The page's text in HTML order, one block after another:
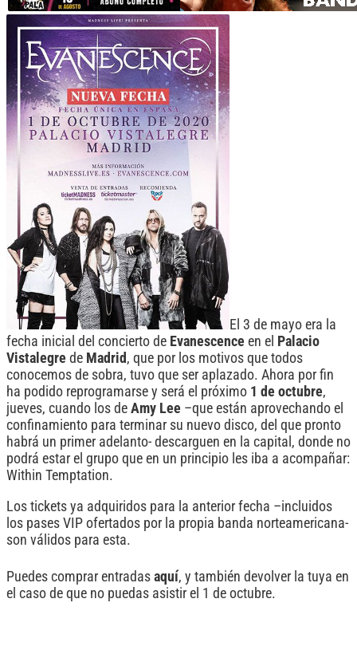
El 3 de mayo era la
fecha inicial del concierto de Evanescence en el Palacio
Vistalegre de Madrid , que por los motivos que todos
conocemos de sobra, tuvo que ser aplazado. Ahora por fin
ha podido reprogramarse y será el próximo 1 de octubre,
jueves, cuando los de Amy Lee –que están aprovechando el
confinamiento para terminar su nuevo disco, del que pronto
habrá un primer adelanto- descarguen en la capital, donde no
podrá estar el grupo que en un principio les iba a acompañar:
Within Temptation.
Los tickets ya adquiridos para la anterior fecha –incluidos
los pases VIP ofertados por la propia banda norteamericana-
son válidos para esta.
Puedes comprar entradas aquí, y también devolver la tuya en
el caso de que no puedas asistir el 1 de octubre.